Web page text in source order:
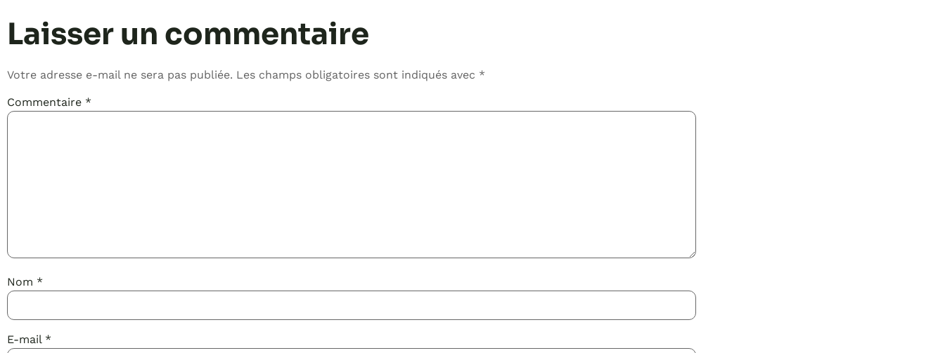
Laisser un commentaire
Votre adresse e-mail ne sera pas publiée. Les champs obligatoires sont indiqués avec *
Commentaire *
Nom *
E-mail *